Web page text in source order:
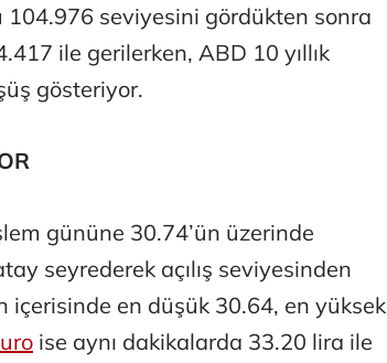
seviyesini gördükten sonra
ile gerilerken, ABD 10 yıllık
gösteriyor.
gününe 30.74’ün üzerinde
seyrederek açılış seviyesinden
içerisinde en düşük 30.64, en yüksek
ise aynı dakikalarda 33.20 lira ile